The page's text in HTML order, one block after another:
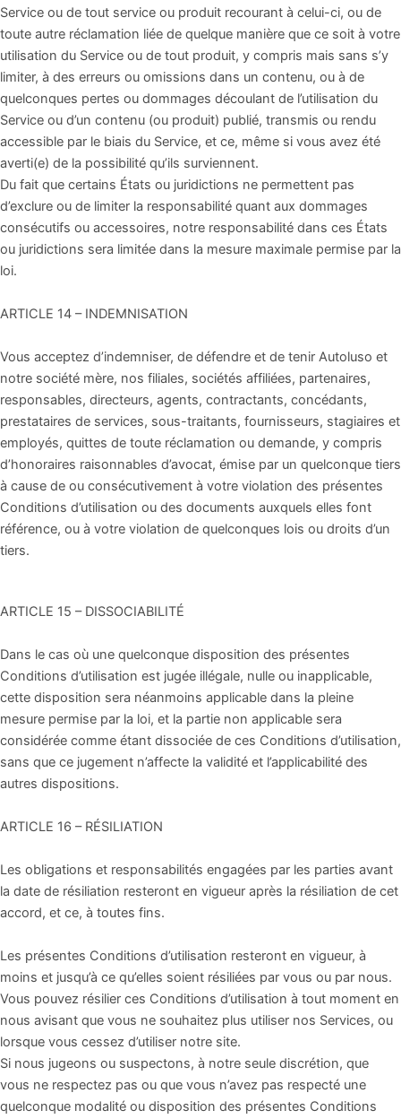
Service ou de tout service ou produit recourant à celui-ci, ou de
toute autre réclamation liée de quelque manière que ce soit à votre
utilisation du Service ou de tout produit, y compris mais sans s’y
limiter, à des erreurs ou omissions dans un contenu, ou à de
quelconques pertes ou dommages découlant de l’utilisation du
Service ou d’un contenu (ou produit) publié, transmis ou rendu
accessible par le biais du Service, et ce, même si vous avez été
averti(e) de la possibilité qu’ils surviennent.
Du fait que certains États ou juridictions ne permettent pas
d’exclure ou de limiter la responsabilité quant aux dommages
consécutifs ou accessoires, notre responsabilité dans ces États
ou juridictions sera limitée dans la mesure maximale permise par la
loi.
ARTICLE 14 – INDEMNISATION
Vous acceptez d’indemniser, de défendre et de tenir Autoluso et
notre société mère, nos filiales, sociétés affiliées, partenaires,
responsables, directeurs, agents, contractants, concédants,
prestataires de services, sous-traitants, fournisseurs, stagiaires et
employés, quittes de toute réclamation ou demande, y compris
d’honoraires raisonnables d’avocat, émise par un quelconque tiers
à cause de ou consécutivement à votre violation des présentes
Conditions d’utilisation ou des documents auxquels elles font
référence, ou à votre violation de quelconques lois ou droits d’un
tiers.
ARTICLE 15 – DISSOCIABILITÉ
Dans le cas où une quelconque disposition des présentes
Conditions d’utilisation est jugée illégale, nulle ou inapplicable,
cette disposition sera néanmoins applicable dans la pleine
mesure permise par la loi, et la partie non applicable sera
considérée comme étant dissociée de ces Conditions d’utilisation,
sans que ce jugement n’affecte la validité et l’applicabilité des
autres dispositions.
ARTICLE 16 – RÉSILIATION
Les obligations et responsabilités engagées par les parties avant
la date de résiliation resteront en vigueur après la résiliation de cet
accord, et ce, à toutes fins.
Les présentes Conditions d’utilisation resteront en vigueur, à
moins et jusqu’à ce qu’elles soient résiliées par vous ou par nous.
Vous pouvez résilier ces Conditions d’utilisation à tout moment en
nous avisant que vous ne souhaitez plus utiliser nos Services, ou
lorsque vous cessez d’utiliser notre site.
Si nous jugeons ou suspectons, à notre seule discrétion, que
vous ne respectez pas ou que vous n’avez pas respecté une
quelconque modalité ou disposition des présentes Conditions